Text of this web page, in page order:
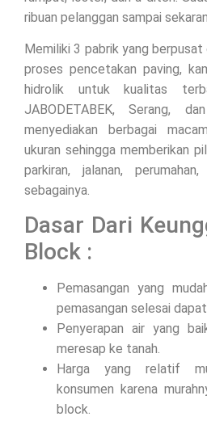
ribuan pelanggan sampai
Memiliki 3 pabrik yang
proses pencetakan paving,
hidrolik untuk kualitas
JABODETABEK, Serang,
menyediakan berbagai
ukuran sehingga memberikan
parkiran, jalanan,
sebagainya.
Dasar Dari
Block :
Pemasangan yang
pemasangan selesai
Penyerapan air yang
meresap ke tanah.
Harga yang relatif
konsumen karena
block.